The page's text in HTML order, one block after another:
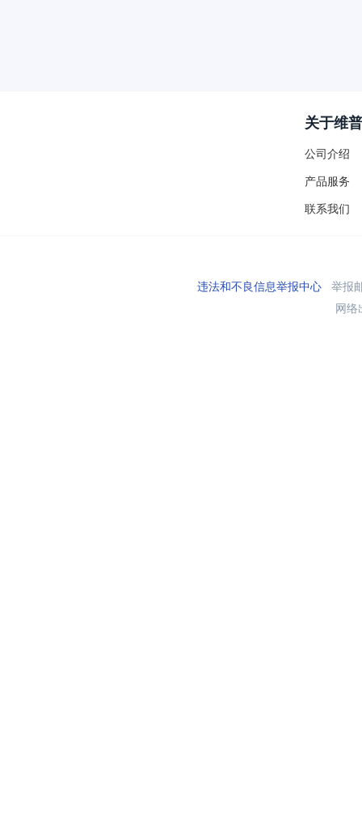
关于维普
公司介绍
产品服务
联系我们
违法和不良信息举报中心举报
网